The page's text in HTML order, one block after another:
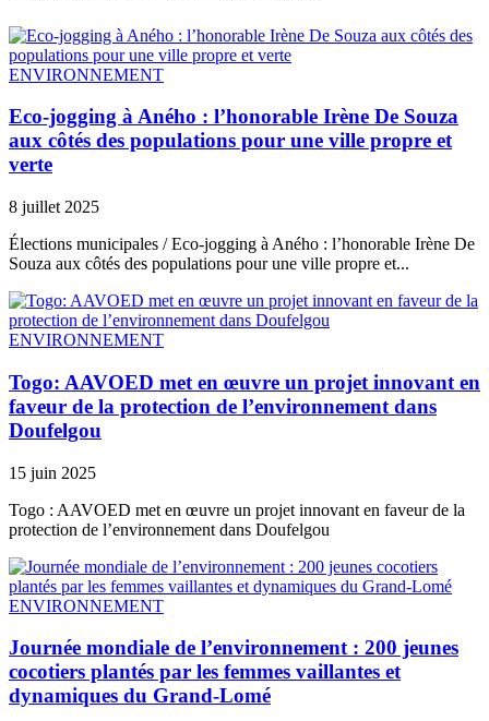
ENVIRONNEMENT
Eco-jogging à Aného : l’honorable Irène De Souza
aux côtés des populations pour une ville propre et
verte
8 juillet 2025
Élections municipales / Eco-jogging à Aného : l’honorable Irène De
Souza aux côtés des populations pour une ville propre et...
ENVIRONNEMENT
Togo: AAVOED met en œuvre un projet innovant en
faveur de la protection de l’environnement dans
Doufelgou
15 juin 2025
Togo : AAVOED met en œuvre un projet innovant en faveur de la
protection de l’environnement dans Doufelgou
ENVIRONNEMENT
Journée mondiale de l’environnement : 200 jeunes
cocotiers plantés par les femmes vaillantes et
dynamiques du Grand-Lomé